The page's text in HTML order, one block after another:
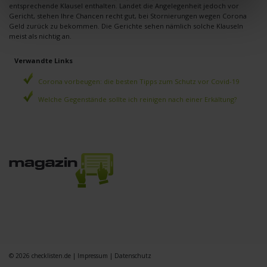
entsprechende Klausel enthalten. Landet die Angelegenheit jedoch vor
Gericht, stehen Ihre Chancen recht gut, bei Stornierungen wegen Corona
Geld zurück zu bekommen. Die Gerichte sehen nämlich solche Klauseln
meist als nichtig an.
Verwandte Links
Corona vorbeugen: die besten Tipps zum Schutz vor Covid-19
Welche Gegenstände sollte ich reinigen nach einer Erkältung?
© 2026 checklisten.de | Impressum | Datenschutz